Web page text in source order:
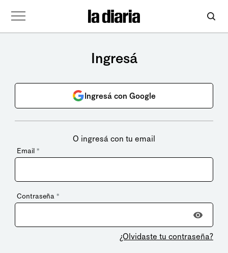
Ingresá
Ingresá con Google
O ingresá con tu email
Email *
Contraseña *
¿Olvidaste tu contraseña?